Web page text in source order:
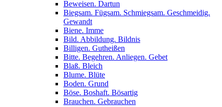
Beweisen. Dartun
Biegsam. Fügsam. Schmiegsam. Geschmeidig.
Gewandt
Biene. Imme
Bild. Abbildung. Bildnis
Billigen. Gutheißen
Bitte. Begehren. Anliegen. Gebet
Blaß. Bleich
Blume. Blüte
Boden. Grund
Böse. Boshaft. Bösartig
Brauchen. Gebrauchen